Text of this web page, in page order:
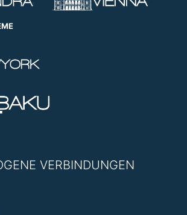
VERBINDUNGEN